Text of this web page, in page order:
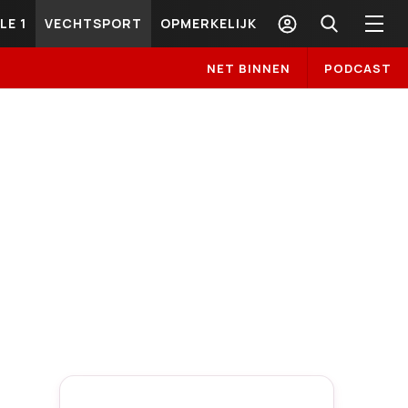
1 VECHTSPORT OPMERKELIJK
NET BINNEN PODCAST